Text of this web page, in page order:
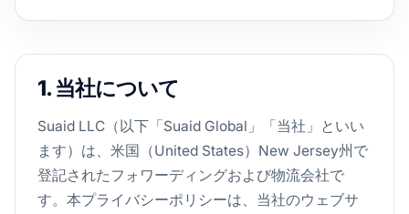
1. 当社について
Suaid LLC（以下「Suaid Global」「当社」といい
ます）は、米国（United States）New Jersey州で
登記されたフォワーディングおよび物流会社で
す。本プライバシーポリシーは、当社のウェブサ